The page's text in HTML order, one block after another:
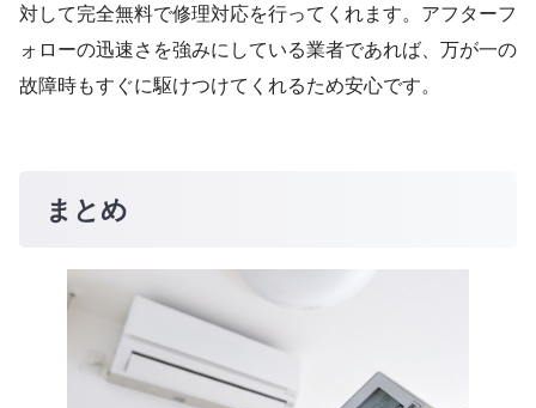
対して完全無料で修理対応を行ってくれます。アフターフ
ォローの迅速さを強みにしている業者であれば、万が一の
故障時もすぐに駆けつけてくれるため安心です。
まとめ